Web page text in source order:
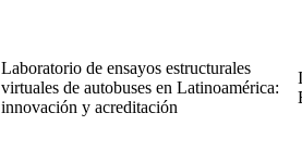
Laboratorio de ensayos estructurales
virtuales de autobuses en Latinoamérica:
innovación y acreditación